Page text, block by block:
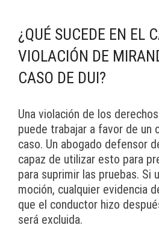
¿QUÉ SUCEDE EN EL
VIOLACIÓN DE
CASO DE DUI?
Una violación de los
puede trabajar a favor de un
caso. Un abogado defensor
capaz de utilizar esto para
para suprimir las pruebas. Si
moción, cualquier evidencia
que el conductor hizo
será excluida.